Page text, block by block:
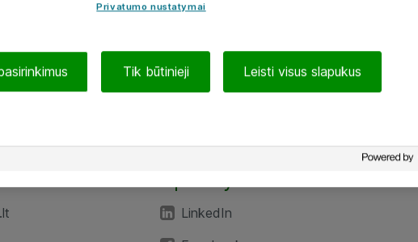
LinkedIn
Privatumo nustatymai
Tik būtinieji Leisti visus slapukus